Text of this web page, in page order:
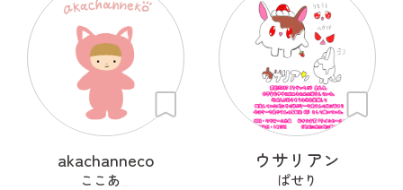
akachanneco
ここあ_
ウサリアン
ぱせり